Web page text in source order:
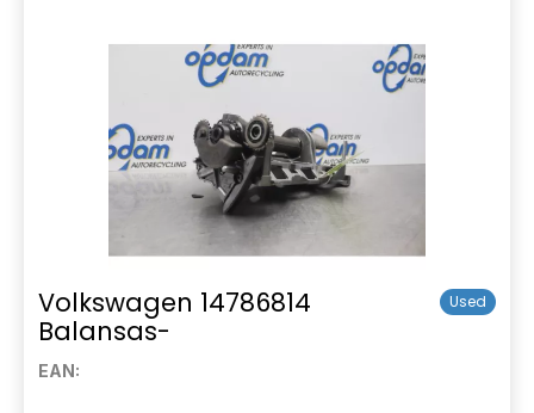
Volkswagen 14786814
Balansas-
Used
EAN: